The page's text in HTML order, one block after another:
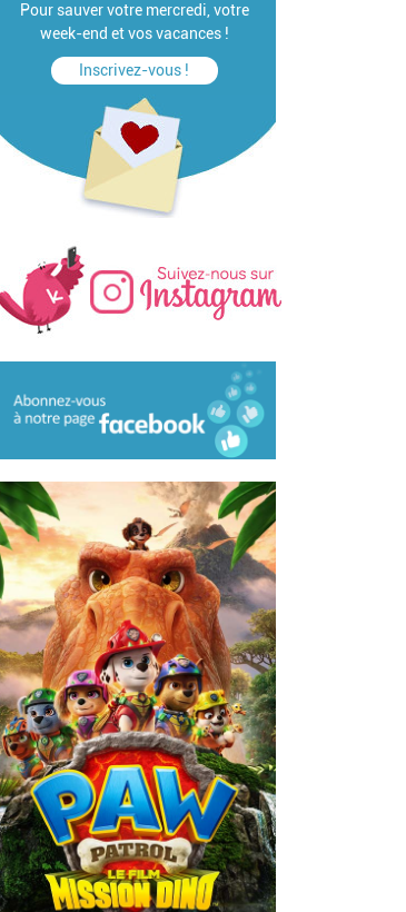
Pour sauver votre mercredi, votre
week-end et vos vacances !
Inscrivez-vous !